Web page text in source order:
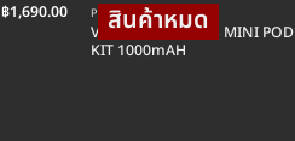
฿1,690.00 POD พอตบุหรี่ไฟฟ้า
VAPORESSO XROS MINI POD
KIT 1000mAH